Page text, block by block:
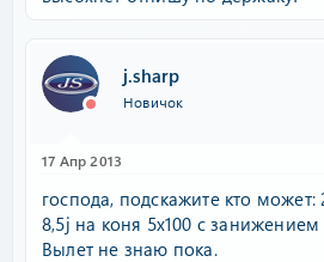
j.sharp
Новичок
17 Апр 2013
господа, подскажите кто
8,5j на коня 5x100 с занижением
Вылет не знаю пока.